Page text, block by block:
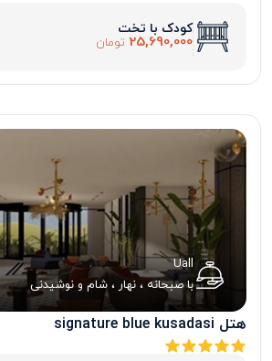
کودک با تخت
25,690,000 تومان
Uall
با صبحانه ، نهار ، شام و نوشیدنی
هتل signature blue kusadasi